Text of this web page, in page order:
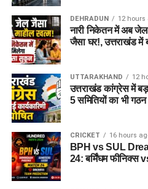
है, जहां वे खुद को सुरक्षित, सम्मानित
सकें।
5 एकड़ जमीन की हो
आलंबन गांव विकसित करने के लिए
बताई गई है। विभाग की पहली
आसपास जमीन तलाशने की थी, लेकिन
नहीं हो पाई है। अब विभाग की ओर से
जमीन की तलाश की जा रही है।
इसके लिए उपयुक्त जमीन मिल सकती
इसके अलावा उत्तरकाशी जिले के
DEHRADUN 12 hours
नारी निकेतन में अब जेल
जैसा घर!, उत्तराखंड में
UTTARAKHAND 12
उत्तराखंड कांग्रेस में
5 समितियों का भी गठन
CRICKET 16 hours
BPH vs SUL
24: बर्मिंघम फीनिक्स